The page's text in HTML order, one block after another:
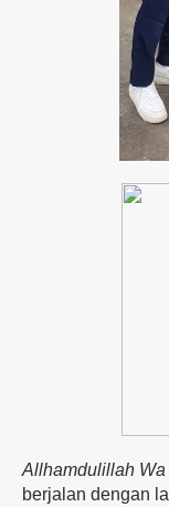
Allhamdulillah
berjalan dengan